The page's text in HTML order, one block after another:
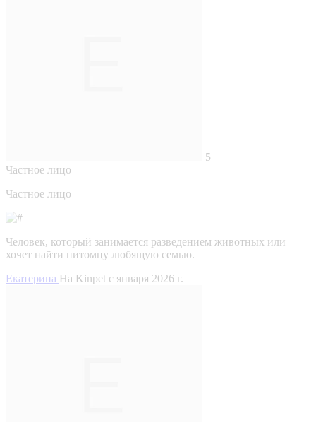
5
Частное лицо
Частное лицо
Человек, который занимается разведением животных или
хочет найти питомцу любящую семью.
Екатерина На Kinpet c января 2026 г.